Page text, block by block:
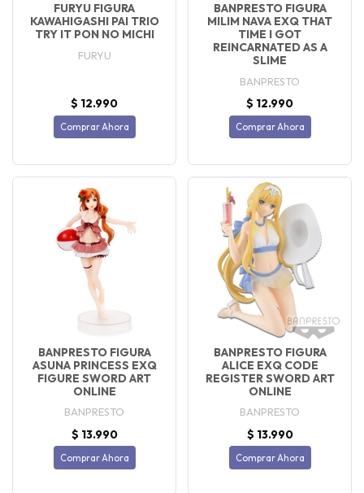
FURYU FIGURA
KAWAHIGASHI PAI TRIO
TRY IT PON NO MICHI
FURYU
$ 12.990
Comprar Ahora
BANPRESTO FIGURA
MILIM NAVA EXQ THAT
TIME I GOT
REINCARNATED AS A
SLIME
BANPRESTO
$ 12.990
Comprar Ahora
BANPRESTO FIGURA
ASUNA PRINCESS EXQ
FIGURE SWORD ART
ONLINE
BANPRESTO
$ 13.990
Comprar Ahora
BANPRESTO FIGURA
ALICE EXQ CODE
REGISTER SWORD ART
ONLINE
BANPRESTO
$ 13.990
Comprar Ahora